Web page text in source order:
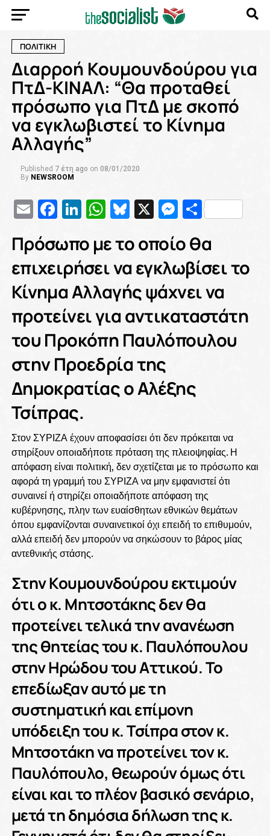
ΠΟΛΙΤΙΚΗ
Διαρροή Κουμουνδούρου για
ΠτΔ-ΚΙΝΑΛ: “Θα προταθεί
πρόσωπο για ΠτΔ με σκοπό
να εγκλωβιστεί το Κίνημα
Αλλαγής”
Published 7 έτη ago on 08/01/2020
By NEWSROOM
EmailFacebook
LinkedIn
WhatsApp
Bluesky
X
Πρόσωπο με το οποίο θα
επιχειρήσει να εγκλωβίσει το
Κίνημα Αλλαγής ψάχνει να
προτείνει για αντικαταστάτη
του Προκόπη Παυλόπουλου
στην Προεδρία της
Δημοκρατίας ο Αλέξης
Τσίπρας.
Στον ΣΥΡΙΖΑ έχουν αποφασίσει ότι δεν πρόκειται να
στηρίξουν οποιαδήποτε πρόταση της πλειοψηφίας. Η
απόφαση είναι πολιτική, δεν σχετίζεται με το πρόσωπο και
αφορά τη γραμμή του ΣΥΡΙΖΑ να μην εμφανιστεί ότι
συναινεί ή στηρίζει οποιαδήποτε απόφαση της
κυβέρνησης, πλην των ευαίσθητων εθνικών θεμάτων
όπου εμφανίζονται συναινετικοί όχι επειδή το επιθυμούν,
αλλά επειδή δεν μπορούν να σηκώσουν το βάρος μίας
αντεθνικής στάσης.
Στην Κουμουνδούρου εκτιμούν
ότι ο κ. Μητσοτάκης δεν θα
προτείνει τελικά την ανανέωση
της θητείας του κ. Παυλόπουλου
στην Ηρώδου του Αττικού. Το
επεδίωξαν αυτό με τη
συστηματική και επίμονη
υπόδειξη του κ. Τσίπρα στον κ.
Μητσοτάκη να προτείνει τον κ.
Παυλόπουλο, θεωρούν όμως ότι
είναι και το πλέον βασικό σενάριο,
μετά τη δημόσια δήλωση της κ.